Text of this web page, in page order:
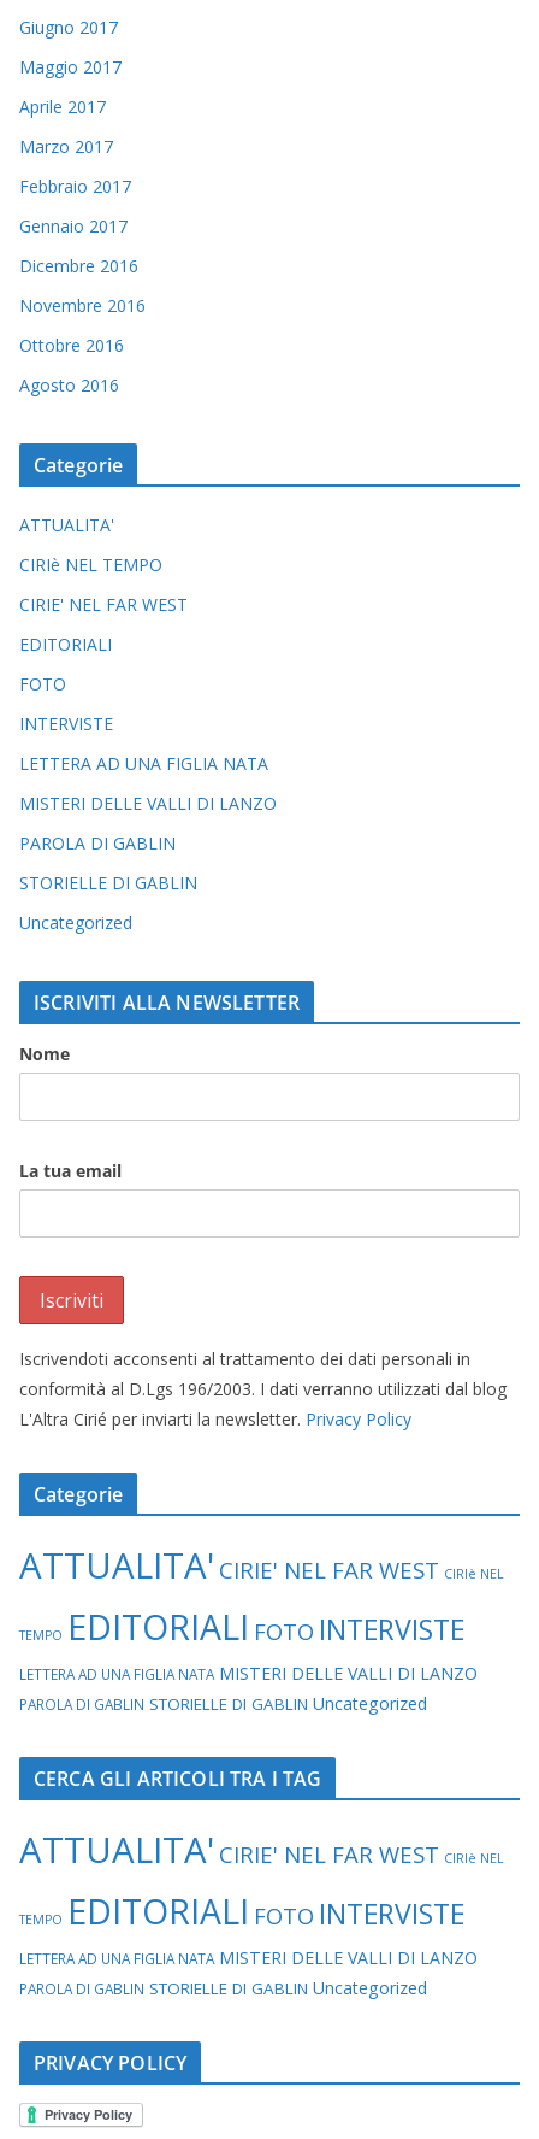
Giugno 2017
Maggio 2017
Aprile 2017
Marzo 2017
Febbraio 2017
Gennaio 2017
Dicembre 2016
Novembre 2016
Ottobre 2016
Agosto 2016
Categorie
ATTUALITA'
CIRIè NEL TEMPO
CIRIE' NEL FAR WEST
EDITORIALI
FOTO
INTERVISTE
LETTERA AD UNA FIGLIA NATA
MISTERI DELLE VALLI DI LANZO
PAROLA DI GABLIN
STORIELLE DI GABLIN
Uncategorized
ISCRIVITI ALLA NEWSLETTER
Nome
La tua email
Iscrivendoti acconsenti al trattamento dei dati personali in
conformità al D.Lgs 196/2003. I dati verranno utilizzati dal blog
L'Altra Cirié per inviarti la newsletter. Privacy Policy
Categorie
ATTUALITA' CIRIE' NEL FAR WEST CIRIè NEL
TEMPO EDITORIALI FOTO INTERVISTE
LETTERA AD UNA FIGLIA NATA MISTERI DELLE VALLI DI LANZO
PAROLA DI GABLIN STORIELLE DI GABLIN Uncategorized
CERCA GLI ARTICOLI TRA I TAG
ATTUALITA' CIRIE' NEL FAR WEST CIRIè NEL
TEMPO EDITORIALI FOTO INTERVISTE
LETTERA AD UNA FIGLIA NATA MISTERI DELLE VALLI DI LANZO
PAROLA DI GABLIN STORIELLE DI GABLIN Uncategorized
PRIVACY POLICY